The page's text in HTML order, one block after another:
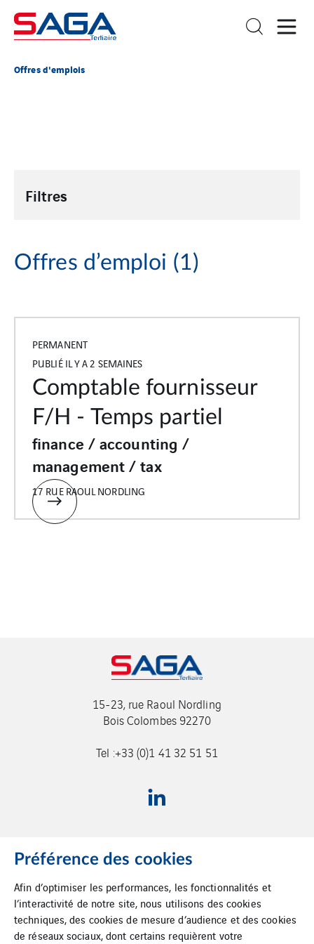
Offres d'emplois
Filtres
Offres d’emploi (1)
PERMANENT
PUBLIÉ IL Y A 2 SEMAINES
Comptable fournisseur
F/H - Temps partiel
finance / accounting /
management / tax
17 RUE RAOUL NORDLING
15-23, rue Raoul Nordling
Bois Colombes 92270
Tel :+33 (0)1 41 32 51 51
Accueil
Plan du site
Préférence des cookies
Afin d’optimiser les performances, les fonctionnalités et
l’interactivité de notre site, nous utilisons des cookies
techniques, des cookies de mesure d’audience et des cookies
de réseaux sociaux, dont certains requièrent votre